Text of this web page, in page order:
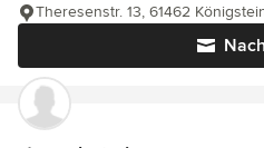
Theresenstr. 13, 61462